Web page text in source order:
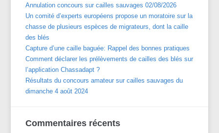
Annulation concours sur cailles sauvages 02/08/2026
Un comité d’experts européens propose un moratoire sur la
chasse de plusieurs espèces de migrateurs, dont la caille
des blés
Capture d’une caille baguée: Rappel des bonnes pratiques
Comment déclarer les prélèvements de cailles des blés sur
l’application Chassadapt ?
Résultats du concours amateur sur cailles sauvages du
dimanche 4 août 2024
Commentaires récents